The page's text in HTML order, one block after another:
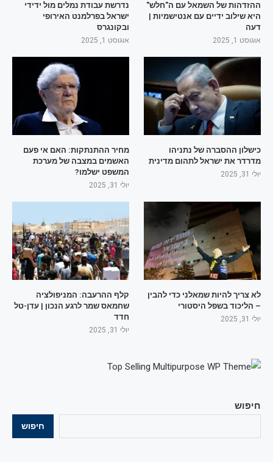
חיפוש
חיפוש
ההזדהות של השמאל עם ה"חלש"
היא שילוב ידיים עם אנטישמיות |
דעה
אוגוסט 1, 2025
נדרשת עבודת נמלים מול ידידי
ישראל בפרלמנט האירופי
ובקונגרס
אוגוסט 1, 2025
כישלון ההסברה של נתניהו
מדרדר את ישראל לתהום מדינית
יולי 31, 2025
מחיר ההתנתקות: האם אי פעם
האשמים במצבה של מערכת
המשפט ישלמו?
יולי 31, 2025
לא צריך להיות שמאלני כדי להבין
– הליכוד בשפל היסטורי
יולי 31, 2025
קלף ההרעבה: המניפולציה
שחמאס שמר לרגע הנכון | עדן-טל
חדד
יולי 31, 2025